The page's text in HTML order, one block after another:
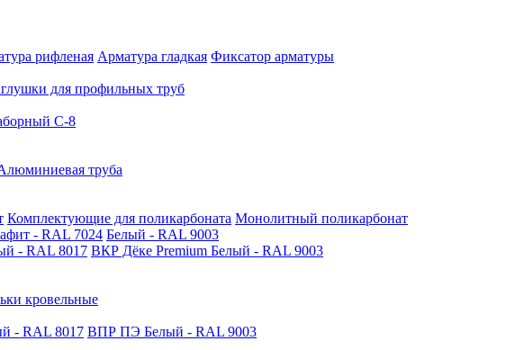
рифленая Арматура гладкая Фиксатор арматуры
для профильных труб
С-8
труба
Комплектующие для поликарбоната Монолитный поликарбонат
- RAL 7024 Белый - RAL 9003
- RAL 8017 ВКР Дёке Premium Белый - RAL 9003
кровельные
- RAL 8017 ВПР ПЭ Белый - RAL 9003